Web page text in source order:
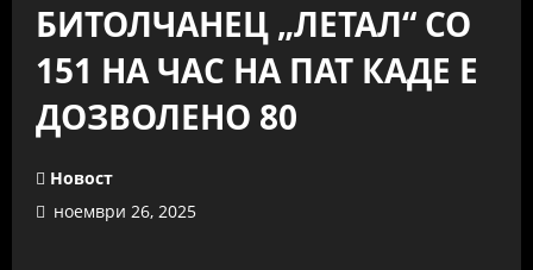
БИТОЛЧАНЕЦ „ЛЕТАЛ“ СО
151 НА ЧАС НА ПАТ КАДЕ Е
ДОЗВОЛЕНО 80
Новост
ноември 26, 2025